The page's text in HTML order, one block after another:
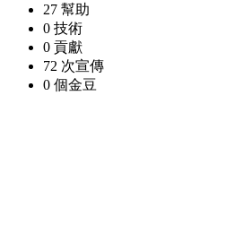
27 幫助
0 技術
0 貢獻
72 次宣傳
0 個金豆